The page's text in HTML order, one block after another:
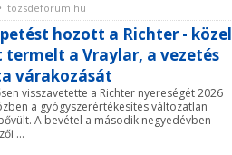
tozsdeforum.hu
hozott a Richter - közel
a Vraylar, a vezetés
várakozását
visszavetette a Richter nyereségét 2026
a gyógyszerértékesítés változatlan
A bevétel a második negyedévben
...